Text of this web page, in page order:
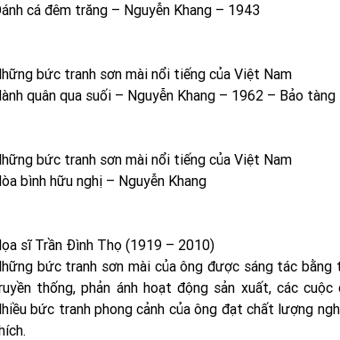
cá đêm trăng – Nguyễn Khang – 1943
bức tranh sơn mài nổi tiếng của Việt Nam
quân qua suối – Nguyễn Khang – 1962 – Bảo
bức tranh sơn mài nổi tiếng của Việt Nam
bình hữu nghị – Nguyễn Khang
sĩ Trần Đình Thọ (1919 – 2010)
bức tranh sơn mài của ông được sáng tác
thống, phản ánh hoạt động sản xuất, các
bức tranh phong cảnh của ông đạt chất lượng